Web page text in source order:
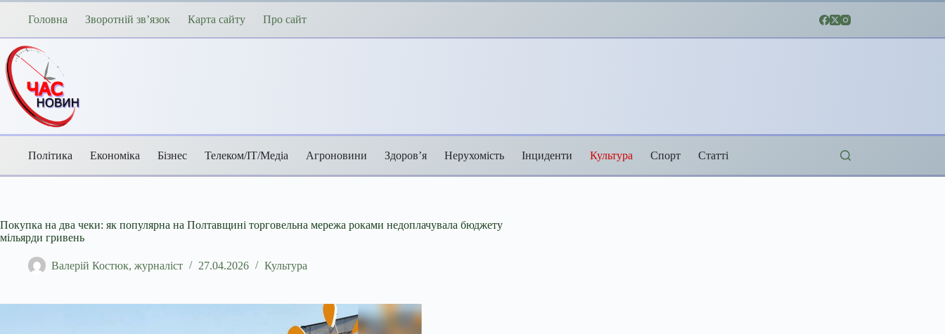
Перейти
Головна Зворотній зв’язок Карта сайту Про сайт
Політика Економіка Бізнес Телеком/ІТ/Медіа Агроновини Здоров’я Нерухомість Інциденти Культура Спорт Статті
Покупка на два чеки: як популярна на Полтавщині торговельна мережа роками недоплачувала бюджету
мільярди гривень
Валерій Костюк, журналіст 27.04.2026 Культура